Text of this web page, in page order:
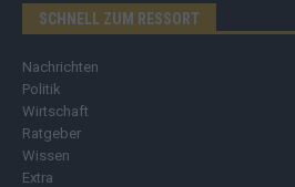
SCHNELL ZUM RESSORT
Nachrichten
Politik
Wirtschaft
Ratgeber
Wissen
Extra